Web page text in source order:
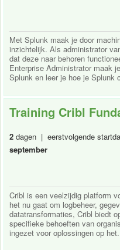
Met Splunk maak je door
inzichtelijk. Als administrator
dat deze naar behoren
Enterprise Administrator maak
Splunk en leer je hoe je Splunk
Training Cribl
2 dagen | eerstvolgende
september
Cribl is een veelzijdig platform
het nu gaat om logbeheer,
datatransformaties, Cribl biedt
specifieke behoeften van
ingezet voor oplossingen op